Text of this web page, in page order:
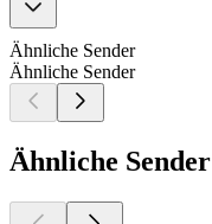
Ähnliche Sender
Ähnliche Sender
Ähnliche Sender